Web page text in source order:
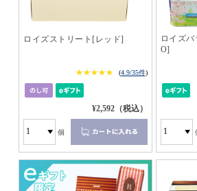
ロイズストリート[レッド]
★★★★★
★★★★★ (4.9/35件)
¥2,592（税込）
個
ロイズ
O]